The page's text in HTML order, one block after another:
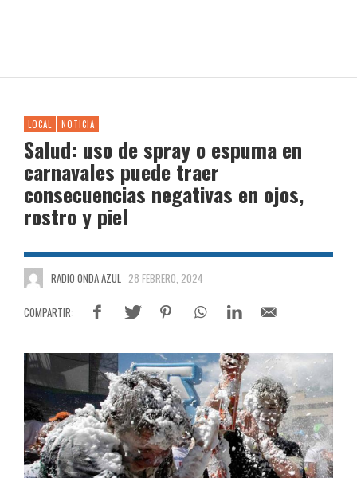
LOCAL NOTICIA
Salud: uso de spray o espuma en
carnavales puede traer
consecuencias negativas en ojos,
rostro y piel
RADIO ONDA AZUL 28 FEBRERO, 2024